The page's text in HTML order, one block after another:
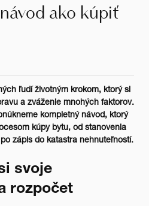
ako kúpiť
ľudí životným krokom, ktorý si
a zváženie mnohých faktorov.
kompletný návod, ktorý
kúpy bytu, od stanovenia
zápis do katastra nehnuteľností.
svoje
rozpočet